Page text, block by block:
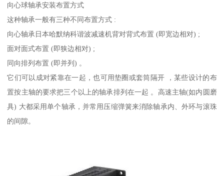
向心球轴承安装布置方式
这种轴承一般有三种不同布置方式 :
向心轴承日本哈默纳科谐波减速机背对背式布置 (即宽边相对) ;
面对面式布置 (即狭边相对) ;
同向排列布置 (即并列) 。
它们可以成对紧靠在一起，也可用垫圈或套筒隔开 ，某些设计的布
置按主轴的要求把三个以上的轴承排列在一起 。高速主轴(如内圆磨
具) 大都采用单个轴承，并常用压缩弹簧来消除轴承内、外环与滚珠
的间隙。